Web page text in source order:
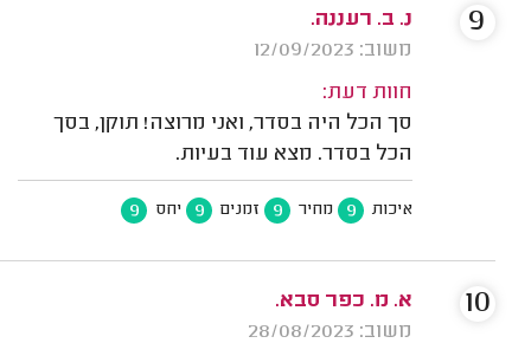
נ. ב. רעננה.
משוב: 12/09/2023
חוות דעת:
סך הכל היה בסדר, ואני מרוצה! תוקן, בסך
הכל בסדר. מצא עוד בעיות.
איכות 9 מחיר 9 זמנים 9 יחס 9
9
א. מ. כפר סבא.
משוב: 28/08/2023
10